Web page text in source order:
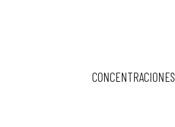
CONCENTRACIONES